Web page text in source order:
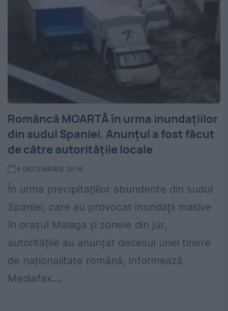
Româncă MOARTĂ în urma inundațiilor
din sudul Spaniei. Anunțul a fost făcut
de către autoritățile locale
4 DECEMBRIE 2016
În urma precipitațiilor abundente din sudul
Spaniei, care au provocat inundații masive
în orașul Malaga și zonele din jur,
autoritățile au anunțat decesul unei tinere
de naționalitate română, informează
Mediafax....